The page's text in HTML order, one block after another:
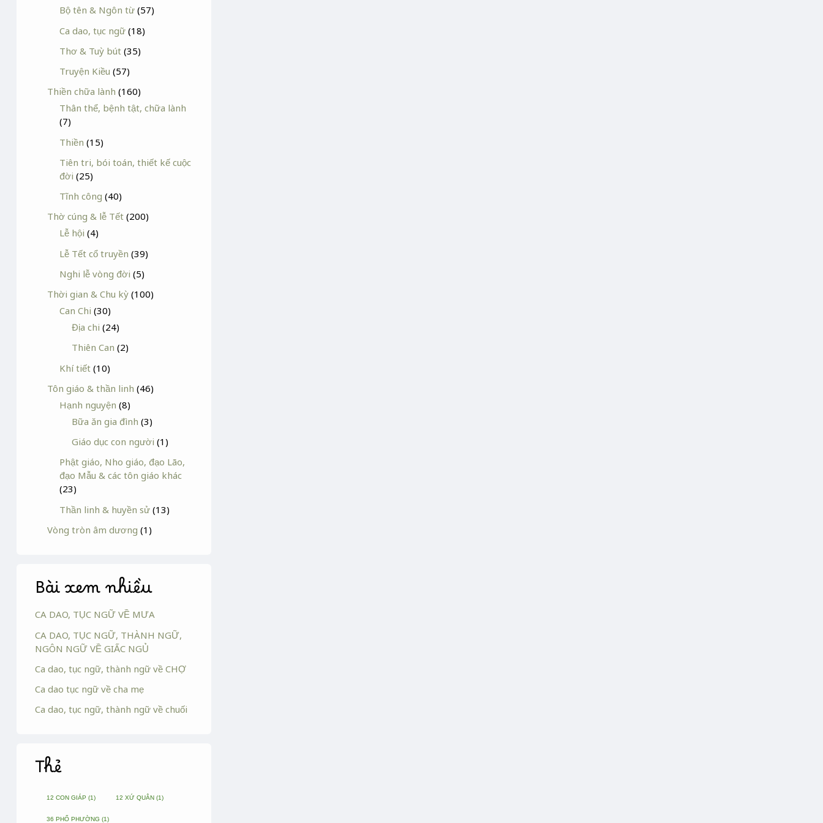
Bộ tên & Ngôn từ (57)
Ca dao, tục ngữ (18)
Thơ & Tuỳ bút (35)
Truyện Kiều (57)
Thiền chữa lành (160)
Thân thể, bệnh tật, chữa lành
(7)
Thiền (15)
Tiên tri, bói toán, thiết kế cuộc
đời (25)
Tĩnh công (40)
Thờ cúng & lễ Tết (200)
Lễ hội (4)
Lễ Tết cổ truyền (39)
Nghi lễ vòng đời (5)
Thời gian & Chu kỳ (100)
Can Chi (30)
Địa chi (24)
Thiên Can (2)
Khí tiết (10)
Tôn giáo & thần linh (46)
Hạnh nguyện (8)
Bữa ăn gia đình (3)
Giáo dục con người (1)
Phật giáo, Nho giáo, đạo Lão,
đạo Mẫu & các tôn giáo khác
(23)
Thần linh & huyền sử (13)
Vòng tròn âm dương (1)
Bài xem nhiều
CA DAO, TỤC NGỮ VỀ MƯA
CA DAO, TỤC NGỮ, THÀNH NGỮ,
NGÔN NGỮ VỀ GIẤC NGỦ
Ca dao, tục ngữ, thành ngữ về CHỢ
Ca dao tục ngữ về cha mẹ
Ca dao, tục ngữ, thành ngữ về chuối
Thẻ
12 CON GIÁP (1) 12 XỨ QUÂN (1)
36 PHỐ PHƯỜNG (1)